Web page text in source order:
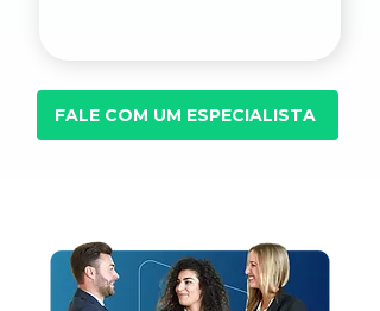
FALE COM UM ESPECIALISTA